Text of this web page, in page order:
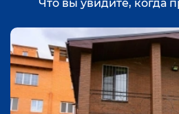
Что вы увидите, когда